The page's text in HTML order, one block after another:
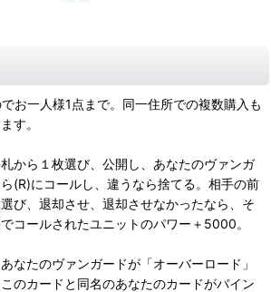
お一人様1点まで。同一住所での複数購入も
す。
から１枚選び、公開し、あなたのヴァンガ
(R)にコールし、違うなら捨てる。相手の前
び、退却させ、退却させなかったなら、そ
コールされたユニットのパワー＋5000。
なたのヴァンガードが「オーバーロード」
のカードと同名のあなたのカードがバイン